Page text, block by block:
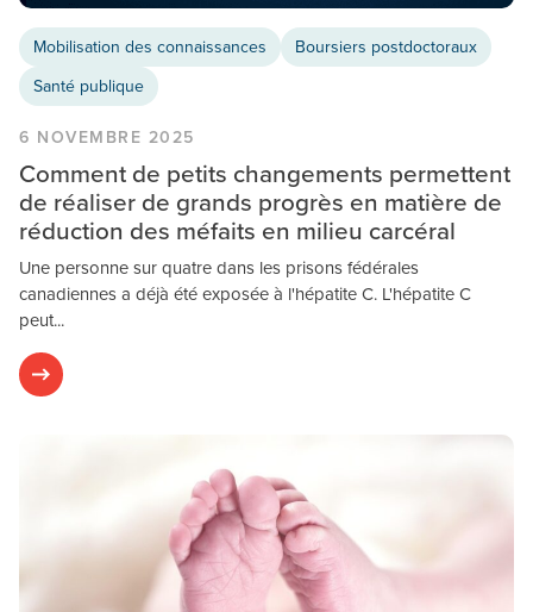
Mobilisation des connaissances
Boursiers postdoctoraux
Santé publique
6 NOVEMBRE 2025
Comment de petits changements permettent
de réaliser de grands progrès en matière de
réduction des méfaits en milieu carcéral
Une personne sur quatre dans les prisons fédérales
canadiennes a déjà été exposée à l'hépatite C. L'hépatite C
peut...